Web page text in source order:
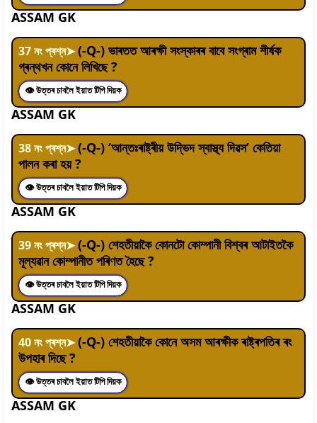
ASSAM GK
37নং প্ৰশ্ন➤(-Q-) ভাৰতত আৰক্ষী সংস্কাৰৰ বাবে সংগ্ৰাম শীৰ্ষক
গ্ৰন্থখন কোনে লিখিছে ?
👁 উত্তৰ চাবলৈ ইয়াত টিপি দিয়ক
ASSAM GK
38নং প্ৰশ্ন➤(-Q-) ‘আন্তঃৰাষ্ট্ৰীয় উদ্ভিদ স্বাস্থ্য দিৱস’ কেতিয়া
পালন কৰা হয় ?
👁 উত্তৰ চাবলৈ ইয়াত টিপি দিয়ক
ASSAM GK
39নং প্ৰশ্ন➤(-Q-) শেহতীয়াকৈ কোনটো কোম্পানী বিশ্বৰ আটাইতকৈ
মূল্যৱান কোম্পানীত পৰিণত হৈছে ?
👁 উত্তৰ চাবলৈ ইয়াত টিপি দিয়ক
ASSAM GK
40নং প্ৰশ্ন➤(-Q-) শেহতীয়াকৈ কোনে অসম আৰক্ষীক ৰাষ্ট্ৰপতিৰ ৰং
উপহাৰ দিছে ?
👁 উত্তৰ চাবলৈ ইয়াত টিপি দিয়ক
ASSAM GK